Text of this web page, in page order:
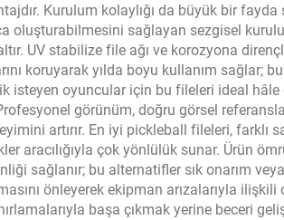
Kurulum kolaylığı da büyük bir
oluşturabilmesini sağlayan sezgisel
UV stabilize file ağı ve korozyona
koruyarak yılda boyu kullanım sağlar;
isteyen oyuncular için bu fileleri ideal
görünüm, doğru görsel
artırır. En iyi pickleball fileleri, farklı
aracılığıyla çok yönlülük sunar. Ürün
sağlanır; bu alternatifler sık onarım
önleyerek ekipman arızalarıyla
başa çıkmak yerine beceri